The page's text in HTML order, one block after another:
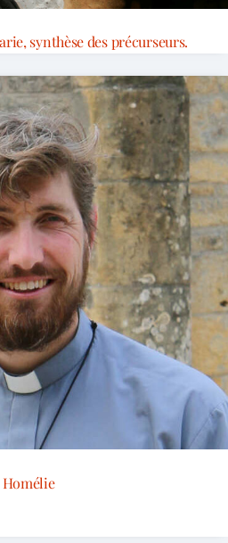
synthèse des précurseurs.
Homélie